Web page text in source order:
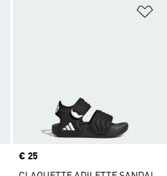
Ajouter à la Liste de produits
Prix
€ 25